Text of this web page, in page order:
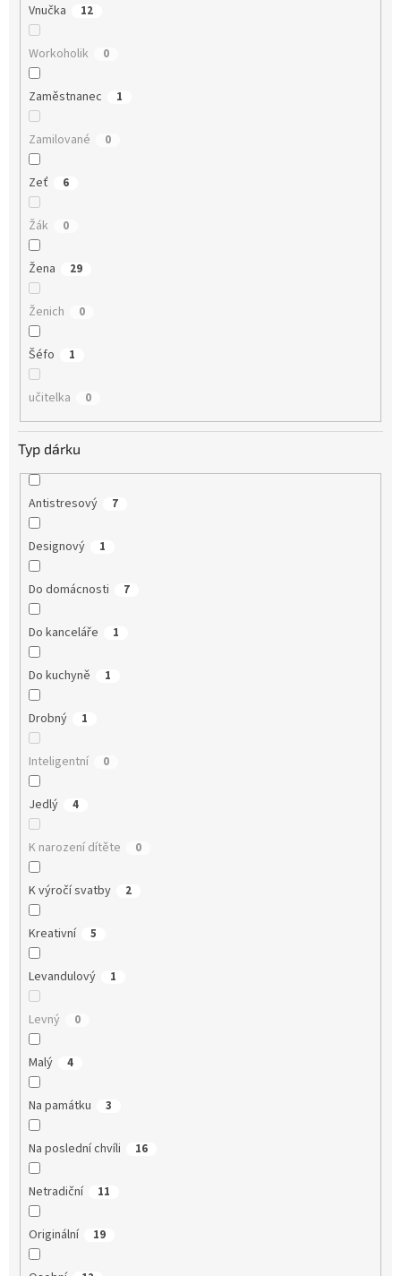
Vnučka 12
Workoholik 0
Zaměstnanec 1
Zamilované 0
Zeť 6
Žák 0
Žena 29
Ženich 0
Šéfo 1
učitelka 0
Typ dárku
Antistresový 7
Designový 1
Do domácnosti 7
Do kanceláře 1
Do kuchyně 1
Drobný 1
Inteligentní 0
Jedlý 4
K narození dítěte 0
K výročí svatby 2
Kreativní 5
Levandulový 1
Levný 0
Malý 4
Na památku 3
Na poslední chvíli 16
Netradiční 11
Originální 19